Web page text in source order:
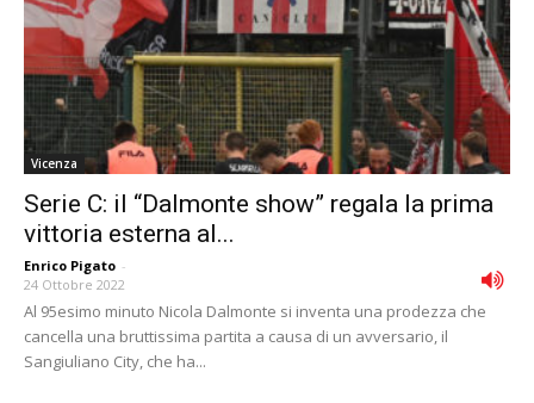
Vicenza
Serie C: il “Dalmonte show” regala la prima
vittoria esterna al...
Enrico Pigato -
24 Ottobre 2022
Al 95esimo minuto Nicola Dalmonte si inventa una prodezza che
cancella una bruttissima partita a causa di un avversario, il
Sangiuliano City, che ha...